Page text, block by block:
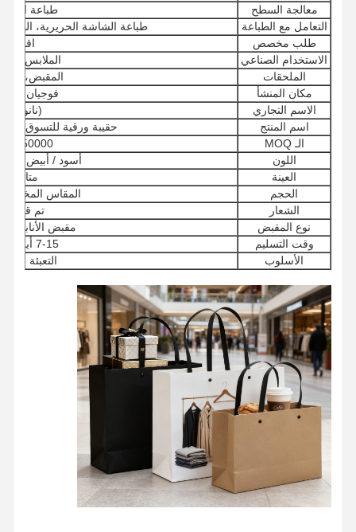
معالجة السطح
طباعة
التعامل مع الطباعة
طباعة الشاشة الحريرية،
طلب مخصص
اقبل
الاستخدام الصناعي
الملابس
الملحقات
المقبض،
مكان المنشأ
فوجيان،
الاسم التجاري
(نانوانغ)
اسم المنتج
حقيبة ورقية للتسوق مع
الـ MOQ
50000 PCS
اللون
أسود / أبيض /
العينة
متاحة
الحجم
المقاس
الشعار
تم قبولها
نوع المقبض
مقبض الأنابيب
وقت التسليم
7-15 أيام عمل
الأسلوب
التعبئة